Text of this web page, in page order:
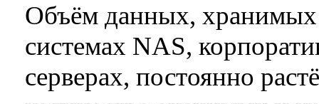
Объём данных, хранимых
системах NAS,
серверах, постоянно